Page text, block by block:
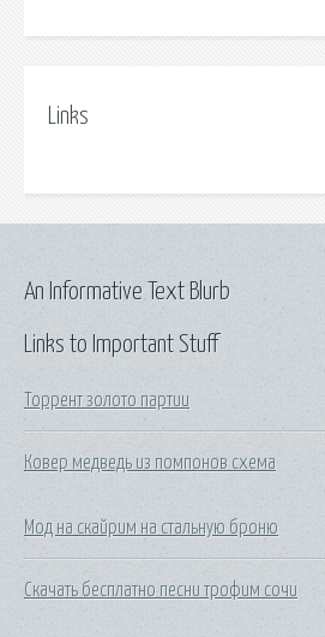
Links
Links to Important Stuff
Торрент золото партии
Ковер медведь из помпонов схема
Мод на скайрим на стальную броню
Скачать бесплатно песни трофим сочи
An Informative Text Blurb